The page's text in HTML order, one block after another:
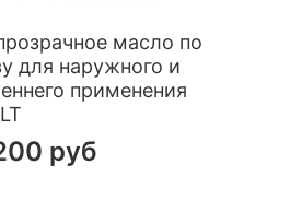
масло по
для наружного и
применения
руб